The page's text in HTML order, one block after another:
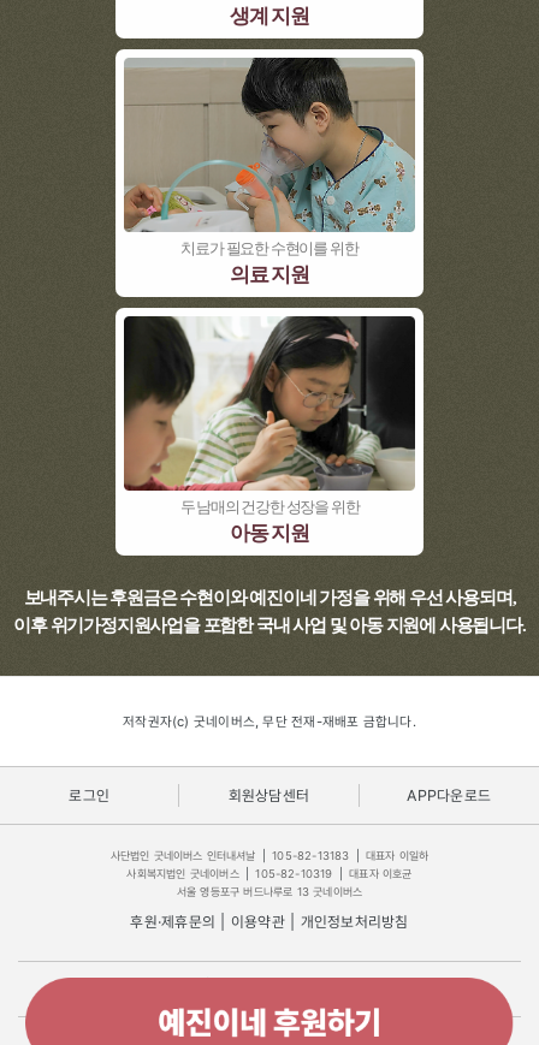
생계 지원
치료가 필요한 수현이를 위한
의료 지원
두 남매의 건강한 성장을 위한
아동 지원
보내주시는 후원금은 수현이와 예진이네 가정을 위해 우선 사용되며,
이후 위기가정지원사업을 포함한 국내 사업 및 아동 지원에 사용됩니다.
저작권자(c) 굿네이버스, 무단 전재-재배포 금합니다.
로그인 회원상담센터 APP다운로드
사단법인 굿네이버스 인터내셔날 105-82-13183
대표자 이일하
사회복지법인 굿네이버스
105-82-10319
대표자 이호균
서울 영등포구 버드나루로 13 굿네이버스
후원·제휴문의 이용약관 개인정보처리방침